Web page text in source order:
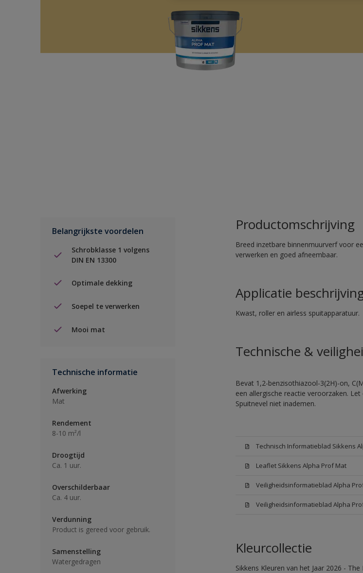
Belangrijkste voordelen
Schrobklasse 1 volgens
DIN EN 13300
Optimale dekking
Soepel te verwerken
Mooi mat
Technische informatie
Afwerking
Mat
Rendement
8-10 m²/l
Droogtijd
Ca. 1 uur.
Overschilderbaar
Ca. 4 uur.
Verdunning
Product is gereed voor gebruik.
Samenstelling
Watergedragen
Productomschrijving
Breed inzetbare binnenmuurverf voor
verwerken en goed afneembaar.
Applicatie
Kwast, roller en airless spuitapparatuur.
Technische &
Bevat 1,2-benzisothiazool-3(2H)-on,
een allergische reactie veroorzaken.
Spuitnevel niet inademen.
Technisch Informatieblad Sikkens
Leaflet Sikkens Alpha Prof Mat
Veiligheidsinformatieblad Alpha
Veiligheidsinformatieblad Alpha
Kleurcollectie
Sikkens Kleuren van het Jaar 2026 -